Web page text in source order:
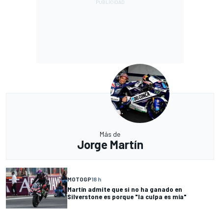
Más de
Jorge Martín
MOTOGP18 h
Martín admite que si no ha ganado en
Silverstone es porque "la culpa es mía"